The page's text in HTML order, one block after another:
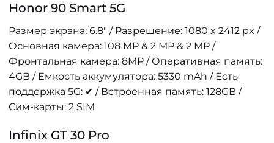
Honor 90 Smart 5G
Размер экрана: 6.8" / Разрешение: 1080 x 2412 px /
Основная камера: 108 MP & 2 MP & 2 MP /
Фронтальная камера: 8MP / Оперативная память:
4GB / Емкость аккумулятора: 5330 mAh / Есть
поддержка 5G: ✔ / Встроенная память: 128GB /
Сим-карты: 2 SIM
Infinix GT 30 Pro